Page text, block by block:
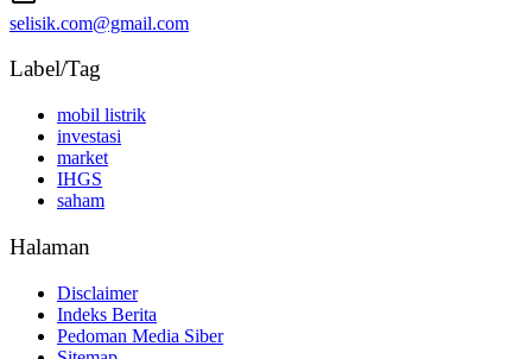
selisik.com@gmail.com
Label/Tag
mobil listrik
investasi
market
IHGS
saham
Halaman
Disclaimer
Indeks Berita
Pedoman Media Siber